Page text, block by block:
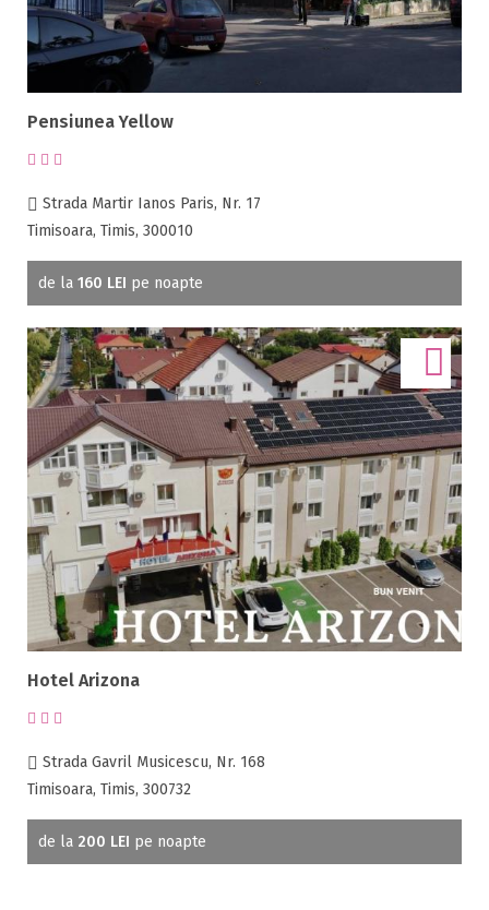
Pensiunea Yellow
Strada Martir Ianos Paris, Nr. 17
Timisoara, Timis, 300010
de la 160 LEI pe noapte
Hotel Arizona
Strada Gavril Musicescu, Nr. 168
Timisoara, Timis, 300732
de la 200 LEI pe noapte